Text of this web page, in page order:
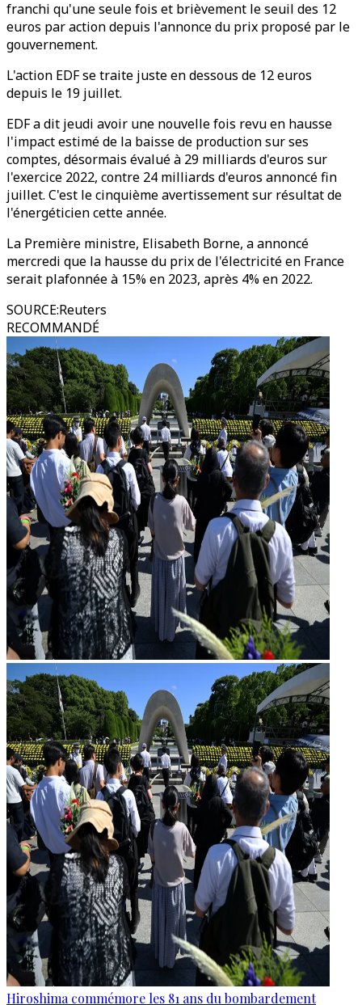
franchi qu'une seule fois et brièvement le seuil des 12
euros par action depuis l'annonce du prix proposé par le
gouvernement.
L'action EDF se traite juste en dessous de 12 euros
depuis le 19 juillet.
EDF a dit jeudi avoir une nouvelle fois revu en hausse
l'impact estimé de la baisse de production sur ses
comptes, désormais évalué à 29 milliards d'euros sur
l'exercice 2022, contre 24 milliards d'euros annoncé fin
juillet. C'est le cinquième avertissement sur résultat de
l'énergéticien cette année.
La Première ministre, Elisabeth Borne, a annoncé
mercredi que la hausse du prix de l'électricité en France
serait plafonnée à 15% en 2023, après 4% en 2022.
SOURCE:Reuters
RECOMMANDÉ
Hiroshima commémore les 81 ans du bombardement